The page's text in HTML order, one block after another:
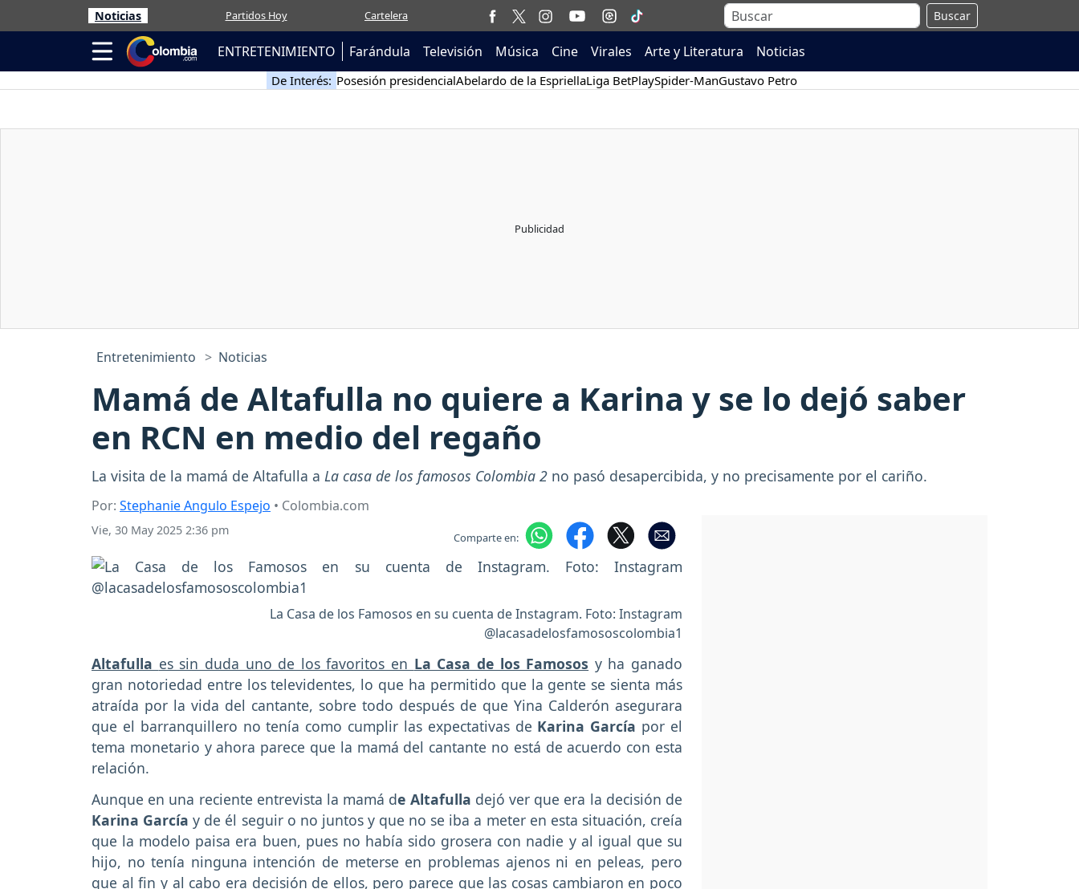
Noticias Partidos Hoy Cartelera Buscar
ENTRETENIMIENTO Farándula Televisión Música Cine Virales Arte y Literatura Noticias
De Interés: Posesión presidencialAbelardo de la EspriellaLiga BetPlaySpider-ManGustavo Petro
Entretenimiento Noticias
Mamá de Altafulla no quiere a Karina y se lo dejó saber
en RCN en medio del regaño
La visita de la mamá de Altafulla a La casa de los famosos Colombia 2 no pasó desapercibida, y no precisamente por el cariño.
Por: Stephanie Angulo Espejo • Colombia.com
Vie, 30 May 2025 2:36 pm Comparte en:
La Casa de los Famosos en su cuenta de Instagram. Foto: Instagram
@lacasadelosfamososcolombia1
Altafulla es sin duda uno de los favoritos en La Casa de los Famosos y ha ganado
gran notoriedad entre los televidentes, lo que ha permitido que la gente se sienta más
atraída por la vida del cantante, sobre todo después de que Yina Calderón asegurara
que el barranquillero no tenía como cumplir las expectativas de Karina García por el
tema monetario y ahora parece que la mamá del cantante no está de acuerdo con esta
relación.
Aunque en una reciente entrevista la mamá de Altafulla dejó ver que era la decisión de
Karina García y de él seguir o no juntos y que no se iba a meter en esta situación, creía
que la modelo paisa era buen, pues no había sido grosera con nadie y al igual que su
hijo, no tenía ninguna intención de meterse en problemas ajenos ni en peleas, pero
que al fin y al cabo era decisión de ellos, pero parece que las cosas cambiaron en poco